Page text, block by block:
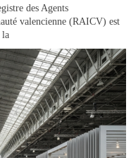
des Agents
valencienne (RAICV) est
la